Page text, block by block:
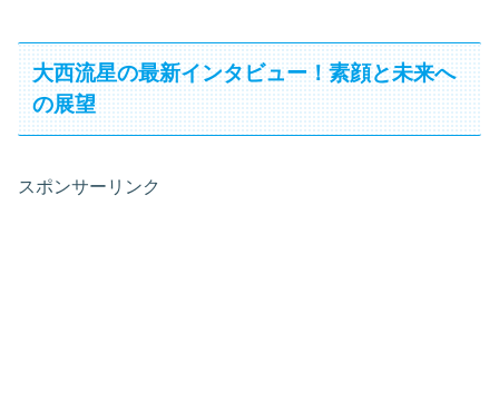
大西流星の最新インタビュー！素顔と未来へ
の展望
スポンサーリンク